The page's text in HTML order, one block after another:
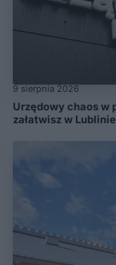
9 sierpnia 2026
Urzędowy chaos w
załatwisz w Lublinie